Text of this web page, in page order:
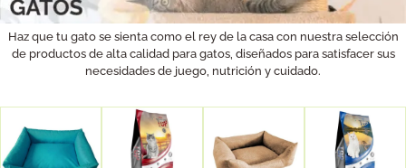
Haz que tu gato se sienta como el rey de la casa con nuestra selección
de productos de alta calidad para gatos, diseñados para satisfacer sus
necesidades de juego, nutrición y cuidado.